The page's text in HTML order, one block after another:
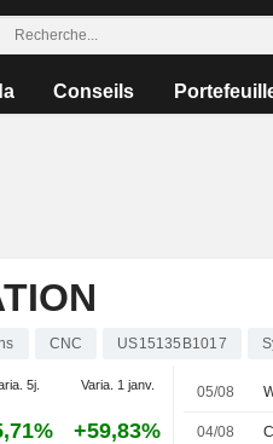
Conseils
CNC US15135B1017
5j. Varia. 1 janv.
+59,83%
05/08
04/08